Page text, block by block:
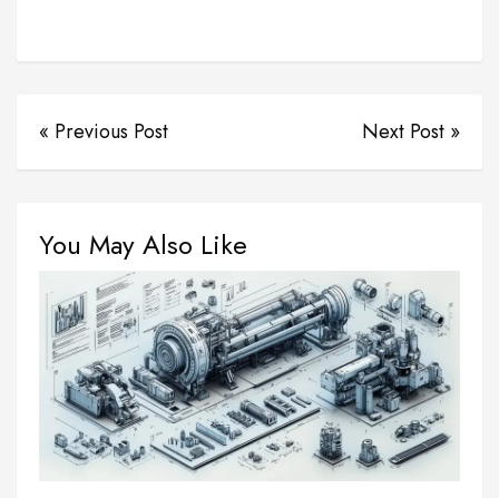
« Previous Post Next Post »
You May Also Like